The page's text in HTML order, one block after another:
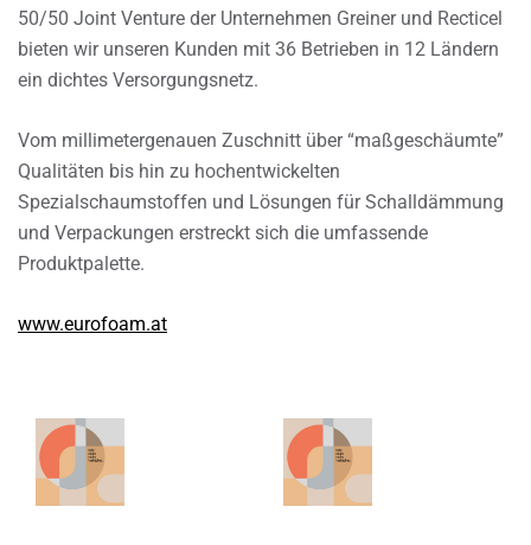
50/50 Joint Venture der Unternehmen Greiner und Recticel
bieten wir unseren Kunden mit 36 Betrieben in 12 Ländern
ein dichtes Versorgungsnetz.
Vom millimetergenauen Zuschnitt über “maßgeschäumte”
Qualitäten bis hin zu hochentwickelten
Spezialschaumstoffen und Lösungen für Schalldämmung
und Verpackungen erstreckt sich die umfassende
Produktpalette.
www.eurofoam.at